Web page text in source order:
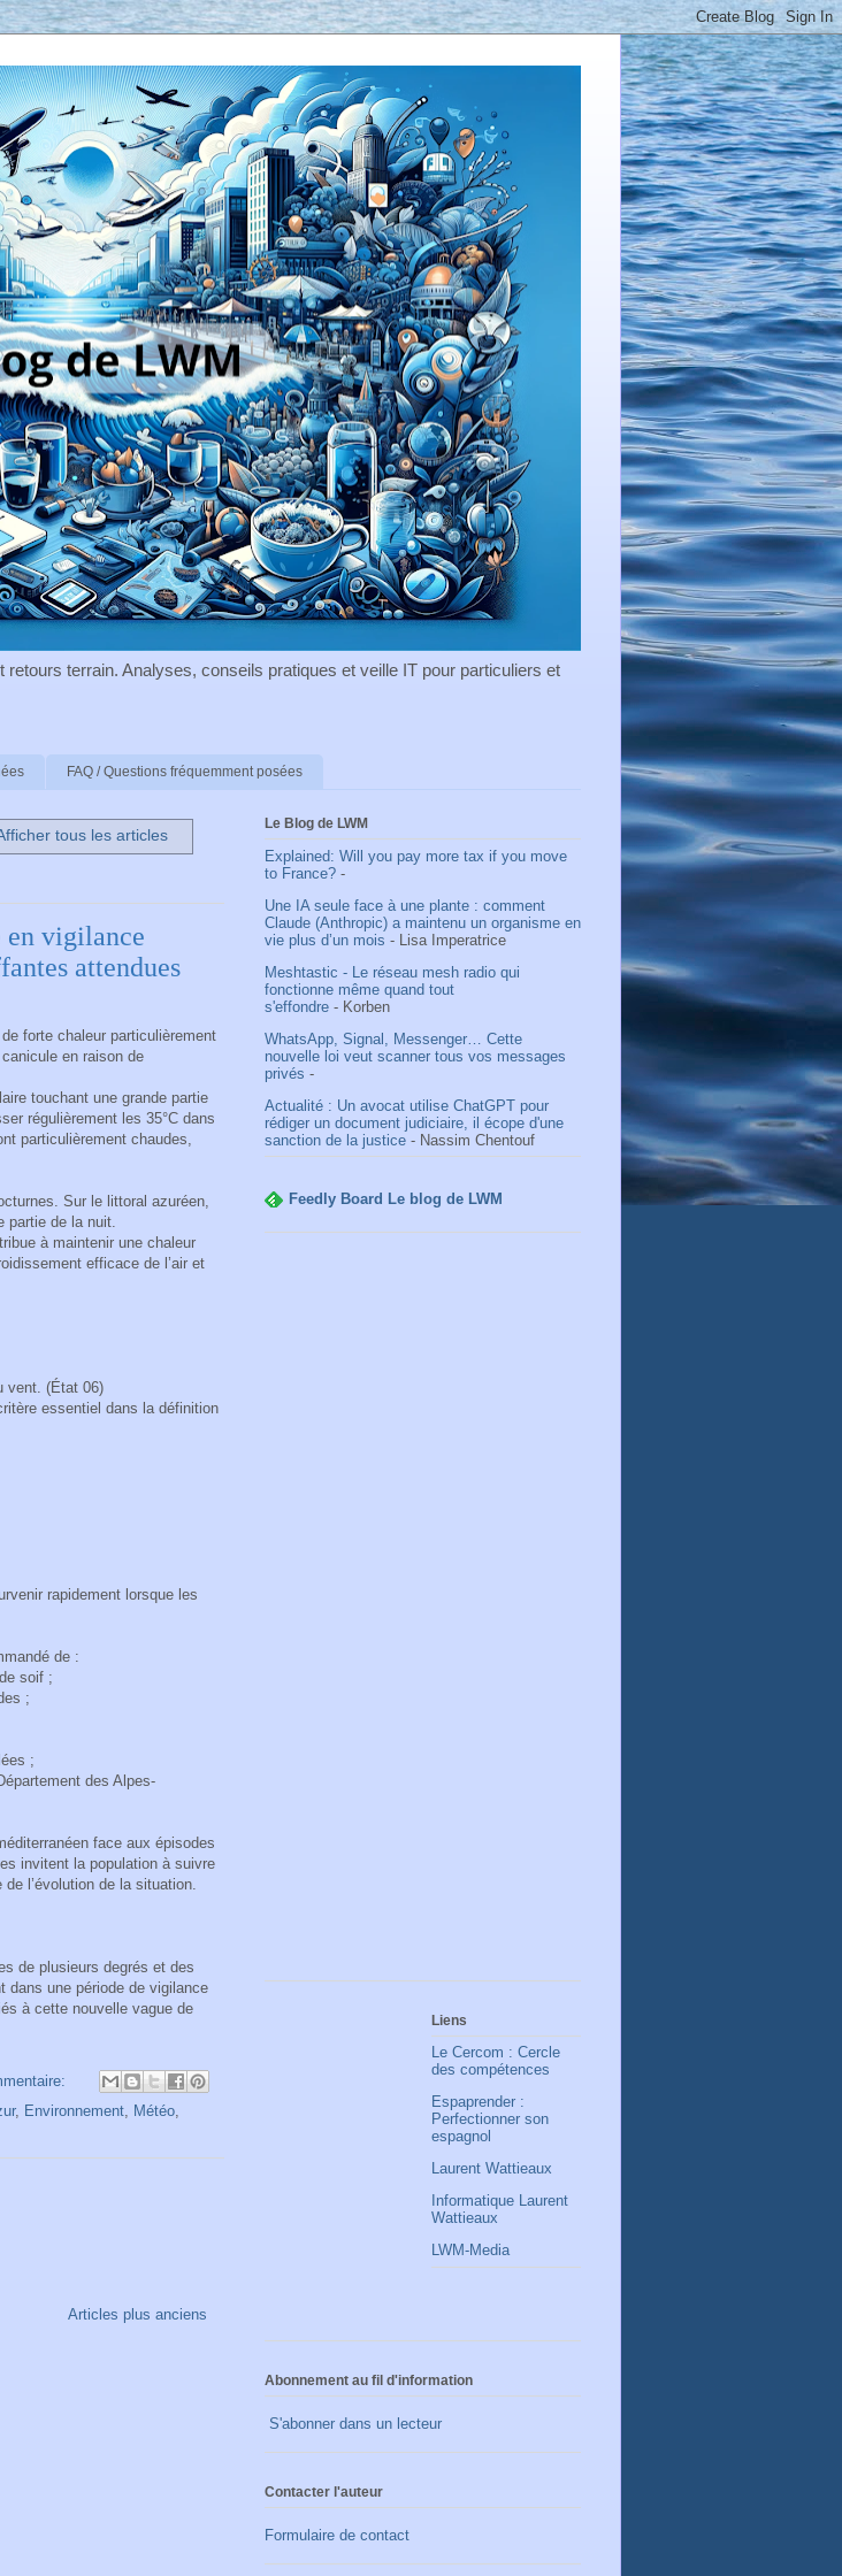
terrain. Analyses, conseils pratiques et veille IT pour particuliers et
FAQ / Questions fréquemment posées
tous les articles
en vigilance
attendues
forte chaleur particulièrement
en raison de
touchant une grande partie
régulièrement les 35°C dans
particulièrement chaudes,
Sur le littoral azuréen,
partie de la nuit.
à maintenir une chaleur
efficace de l’air et
vent. (État 06)
essentiel dans la définition
rapidement lorsque les
de :
soif ;
;
;
des Alpes-
face aux épisodes
invitent la population à suivre
l’évolution de la situation.
de plusieurs degrés et des
dans une période de vigilance
à cette nouvelle vague de
, Environnement, Météo,
Articles plus anciens
Le Blog de LWM
Explained: Will you pay more tax if you move
to France? -
Une IA seule face à une plante : comment
Claude (Anthropic) a maintenu un organisme en
vie plus d’un mois - Lisa Imperatrice
Meshtastic - Le réseau mesh radio qui
fonctionne même quand tout
s'effondre - Korben
WhatsApp, Signal, Messenger… Cette
nouvelle loi veut scanner tous vos messages
privés -
Actualité : Un avocat utilise ChatGPT pour
rédiger un document judiciaire, il écope d'une
sanction de la justice - Nassim Chentouf
Feedly Board Le blog de LWM
Liens
Le Cercom : Cercle
des compétences
Espaprender :
Perfectionner son
espagnol
Laurent Wattieaux
Informatique Laurent
Wattieaux
LWM-Media
Abonnement au fil d'information
S'abonner dans un lecteur
Contacter l'auteur
Formulaire de contact